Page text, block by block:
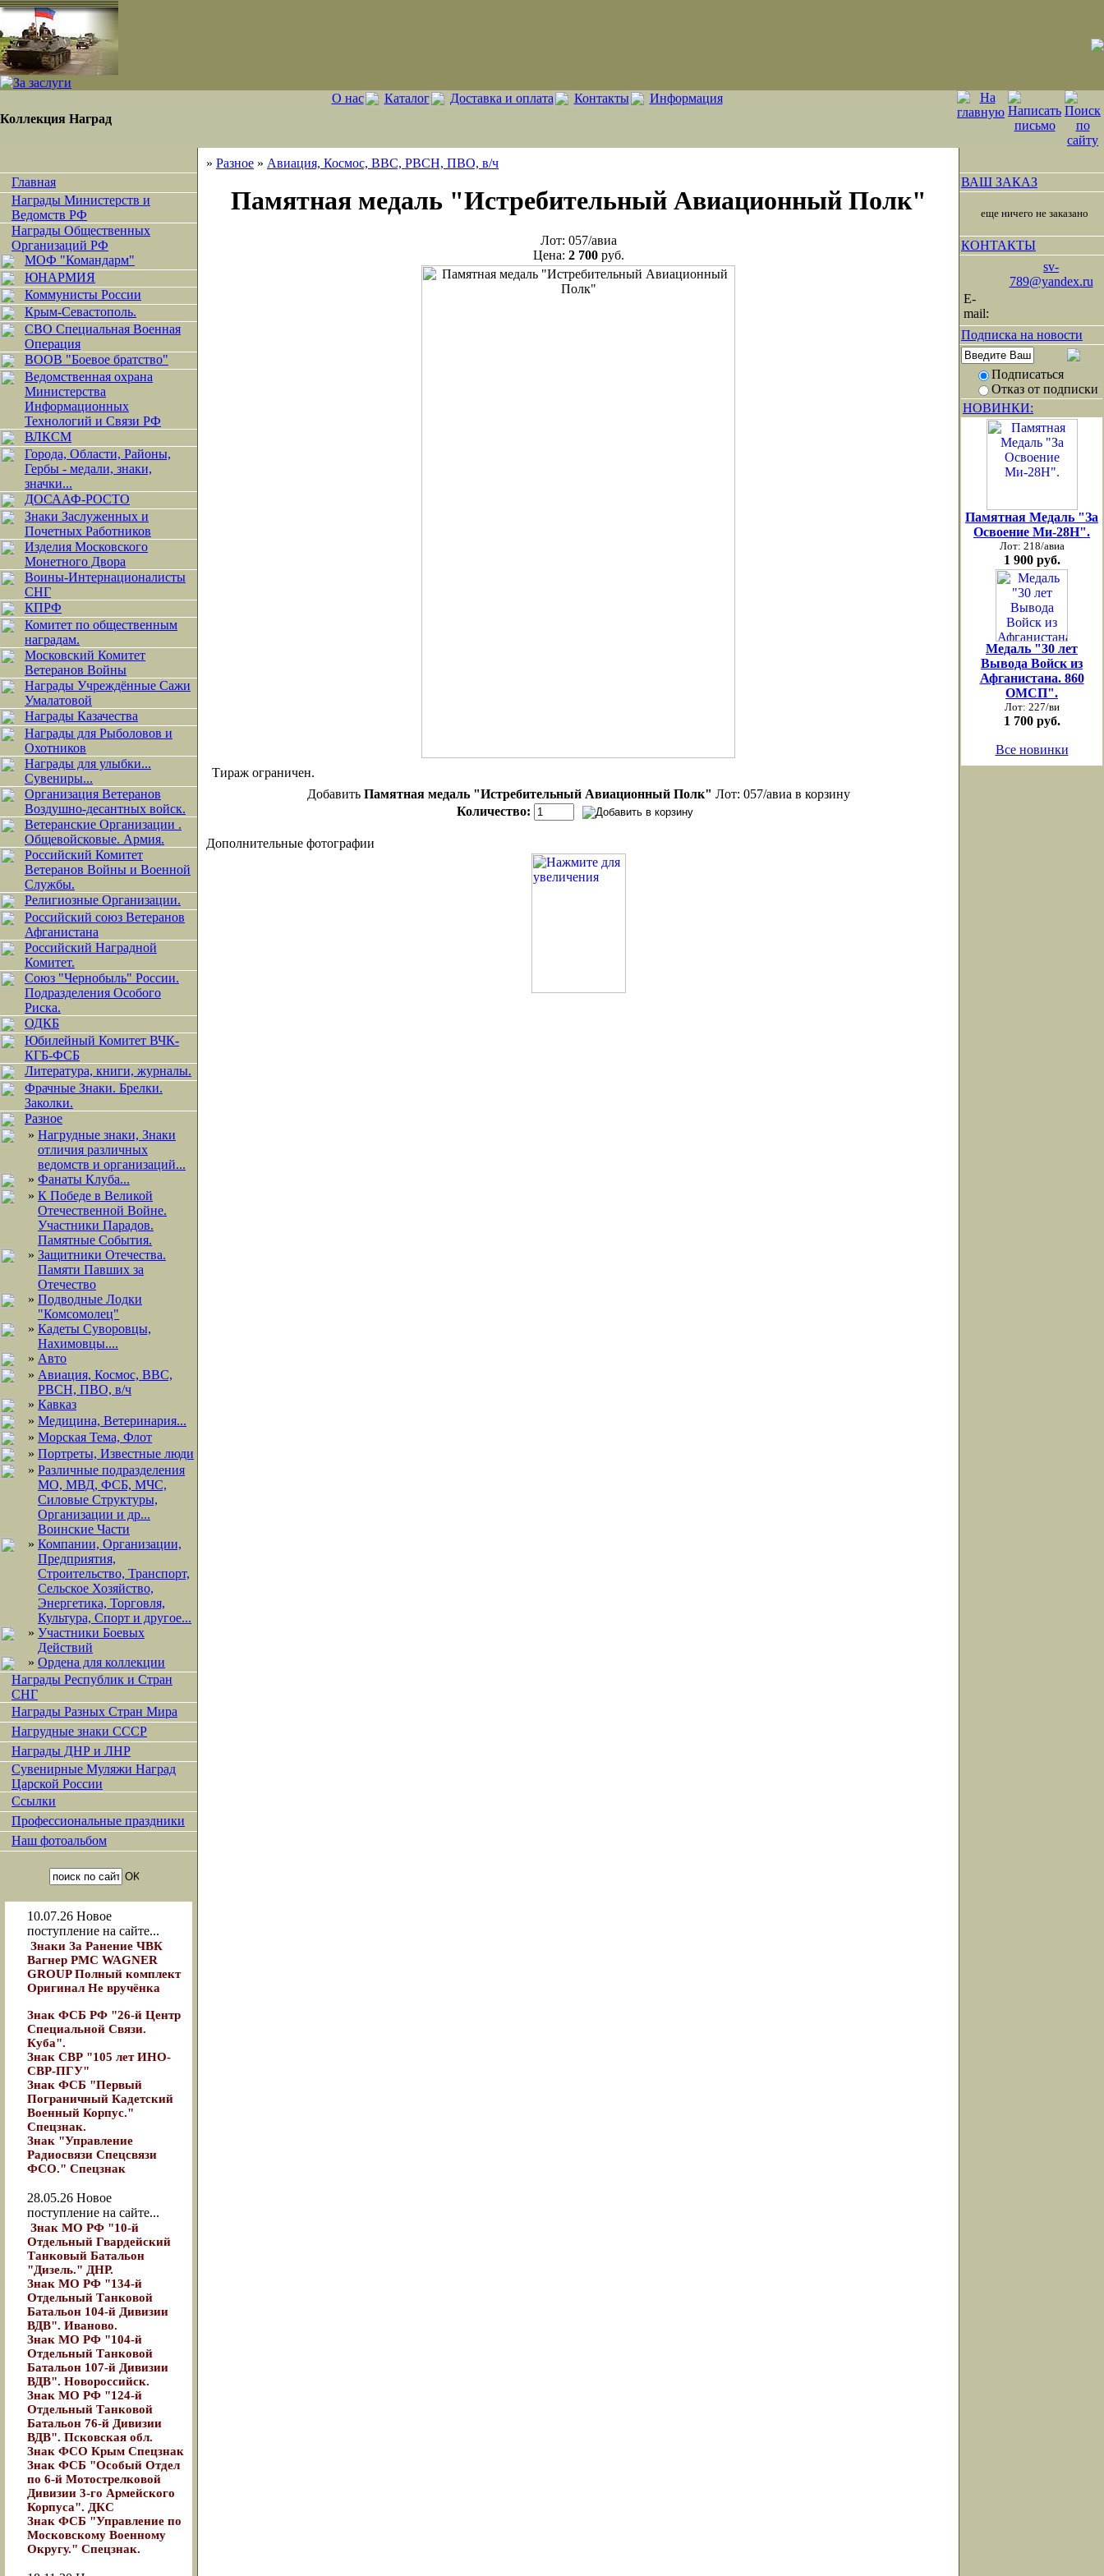
Коллекция Наград
О нас Каталог Доставка и оплата Контакты Информация
Главная
Награды Министерств и
Ведомств РФ
Награды Общественных
Организаций РФ
МОФ "Командарм"
ЮНАРМИЯ
Коммунисты России
Крым-Севастополь.
СВО Специальная Военная
Операция
ВООВ "Боевое братство"
Ведомственная охрана
Министерства
Информационных
Технологий и Связи РФ
ВЛКСМ
Города, Области, Районы,
Гербы - медали, знаки,
значки...
ДОСААФ-РОСТО
Знаки Заслуженных и
Почетных Работников
Изделия Московского
Монетного Двора
Воины-Интернационалисты
СНГ
КПРФ
Комитет по общественным
наградам.
Московский Комитет
Ветеранов Войны
Награды Учреждённые Сажи
Умалатовой
Награды Казачества
Награды для Рыболовов и
Охотников
Награды для улыбки...
Сувениры...
Организация Ветеранов
Воздушно-десантных войск.
Ветеранские Организации .
Общевойсковые. Армия.
Российский Комитет
Ветеранов Войны и Военной
Службы.
Религиозные Организации.
Российский союз Ветеранов
Афганистана
Российский Наградной
Комитет.
Союз "Чернобыль" России.
Подразделения Особого
Риска.
ОДКБ
Юбилейный Комитет ВЧК-
КГБ-ФСБ
Литература, книги, журналы.
Фрачные Знаки. Брелки.
Заколки.
Разное
» Нагрудные знаки, Знаки
отличия различных
ведомств и организаций...
» Фанаты Клуба...
» К Победе в Великой
Отечественной Войне.
Участники Парадов.
Памятные События.
» Защитники Отечества.
Памяти Павших за
Отечество
» Подводные Лодки
"Комсомолец"
» Кадеты Суворовцы,
Нахимовцы....
» Авто
» Авиация, Космос, ВВС,
РВСН, ПВО, в/ч
» Кавказ
» Медицина, Ветеринария...
» Морская Тема, Флот
» Портреты, Известные люди
» Различные подразделения
МО, МВД, ФСБ, МЧС,
Силовые Структуры,
Организации и др...
Воинские Части
» Компании, Организации,
Предприятия,
Строительство, Транспорт,
Сельское Хозяйство,
Энергетика, Торговля,
Культура, Спорт и другое...
» Участники Боевых
Действий
» Ордена для коллекции
Награды Республик и Стран
СНГ
Награды Разных Стран Мира
Нагрудные знаки СССР
Награды ДНР и ЛНР
Сувенирные Муляжи Наград
Царской России
Ссылки
Профессиональные праздники
Наш фотоальбом
10.07.26 Новое
поступление на сайте...
Знаки За Ранение ЧВК
Вагнер РМС WAGNER
GROUP Полный комплект
Оригинал Не вручёнка
Знак ФСБ РФ "26-й Центр
Специальной Связи.
Куба".
Знак СВР "105 лет ИНО-
СВР-ПГУ"
Знак ФСБ "Первый
Пограничный Кадетский
Военный Корпус."
Спецзнак.
Знак "Управление
Радиосвязи Спецсвязи
ФСО." Спецзнак
28.05.26 Новое
поступление на сайте...
Знак МО РФ "10-й
Отдельный Гвардейский
Танковый Батальон
"Дизель." ДНР.
Знак МО РФ "134-й
Отдельный Танковой
Батальон 104-й Дивизии
ВДВ". Иваново.
Знак МО РФ "104-й
Отдельный Танковой
Батальон 107-й Дивизии
ВДВ". Новороссийск.
Знак МО РФ "124-й
Отдельный Танковой
Батальон 76-й Дивизии
ВДВ". Псковская обл.
Знак ФСО Крым Спецзнак
Знак ФСБ "Особый Отдел
по 6-й Мотострелковой
Дивизии 3-го Армейского
Корпуса". ДКС
Знак ФСБ "Управление по
Московскому Военному
Округу." Спецзнак.
» Разное » Авиация, Космос, ВВС, РВСН, ПВО, в/ч
Памятная медаль "Истребительный Авиационный Полк"
Лот: 057/авиа
Цена: 2 700руб.
Тираж ограничен.
Добавить Памятная медаль "Истребительный Авиационный Полк" Лот: 057/авиа в корзину
Количество:
Дополнительные фотографии
ВАШ ЗАКАЗ
еще ничего не заказано
КОНТАКТЫ
sv-
789@yandex.ru
E-
mail:
Подписка на новости
Подписаться
Отказ от подписки
НОВИНКИ:
Памятная Медаль "За
Освоение Ми-28Н".
Лот: 218/авиа
1 900 руб.
Медаль "30 лет
Вывода Войск из
Афганистана. 860
ОМСП".
Лот: 227/ви
1 700 руб.
Все новинки